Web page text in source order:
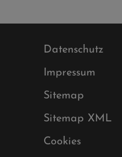
Datenschutz
Impressum
Sitemap
Sitemap XML
Cookies